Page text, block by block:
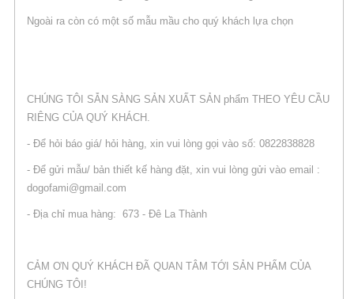
Ngoài ra còn có một số mẫu mầu cho quý khách lựa chọn
CHÚNG TÔI SẴN SÀNG SẢN XUẤT SẢN phẩm THEO YÊU CẦU
RIÊNG CỦA QUÝ KHÁCH.
- Để hỏi báo giá/ hỏi hàng, xin vui lòng gọi vào số: 0822838828
- Để gửi mẫu/ bản thiết kế hàng đặt, xin vui lòng gửi vào email :
dogofami@gmail.com
- Địa chỉ mua hàng: 673 - Đê La Thành
CẢM ƠN QUÝ KHÁCH ĐÃ QUAN TÂM TỚI SẢN PHẨM CỦA
CHÚNG TÔI!